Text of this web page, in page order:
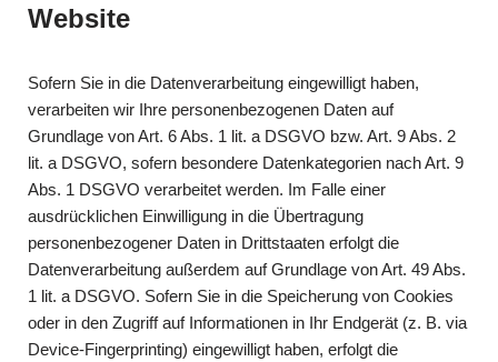
Website
Sofern Sie in die Datenverarbeitung eingewilligt haben,
verarbeiten wir Ihre personenbezogenen Daten auf
Grundlage von Art. 6 Abs. 1 lit. a DSGVO bzw. Art. 9 Abs. 2
lit. a DSGVO, sofern besondere Datenkategorien nach Art. 9
Abs. 1 DSGVO verarbeitet werden. Im Falle einer
ausdrücklichen Einwilligung in die Übertragung
personenbezogener Daten in Drittstaaten erfolgt die
Datenverarbeitung außerdem auf Grundlage von Art. 49 Abs.
1 lit. a DSGVO. Sofern Sie in die Speicherung von Cookies
oder in den Zugriff auf Informationen in Ihr Endgerät (z. B. via
Device-Fingerprinting) eingewilligt haben, erfolgt die